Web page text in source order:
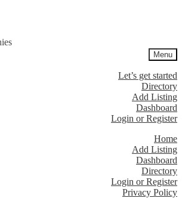
Menu
Let’s get started
Directory
Add Listing
Dashboard
Login or Register
Home
Add Listing
Dashboard
Directory
Login or Register
Privacy Policy